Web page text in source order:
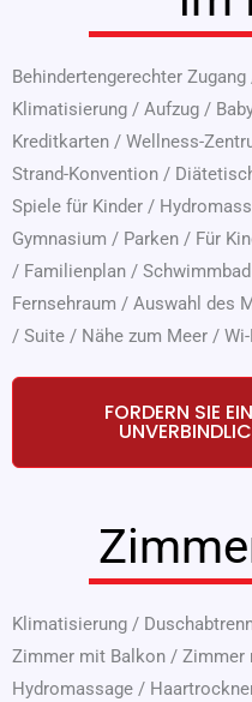
Behindertengerechter Zugang
Klimatisierung / Aufzug /
Kreditkarten / Wellness-
Strand-Konvention /
Spiele für Kinder /
Gymnasium / Parken / Für
/ Familienplan / Schwimmbad
Fernsehraum / Auswahl des
/ Suite / Nähe zum Meer /
FORDERN SIE
Klimatisierung /
Zimmer mit Balkon / Zimmer
Hydromassage /